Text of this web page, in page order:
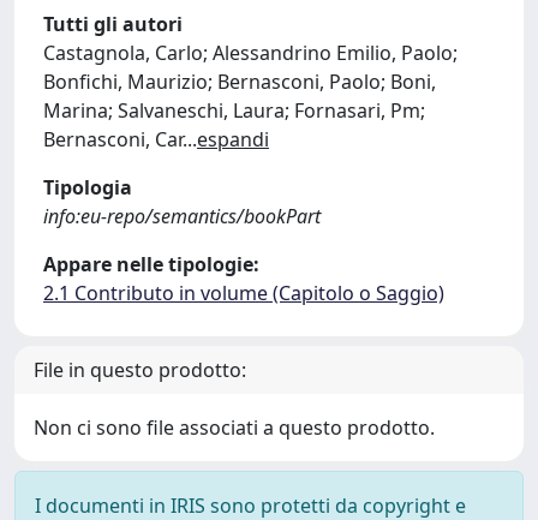
Tutti gli autori
Castagnola, Carlo; Alessandrino Emilio, Paolo;
Bonfichi, Maurizio; Bernasconi, Paolo; Boni,
Marina; Salvaneschi, Laura; Fornasari, Pm;
Bernasconi, Car...espandi
Tipologia
info:eu-repo/semantics/bookPart
Appare nelle tipologie:
2.1 Contributo in volume (Capitolo o Saggio)
File in questo prodotto:
Non ci sono file associati a questo prodotto.
I documenti in IRIS sono protetti da copyright e